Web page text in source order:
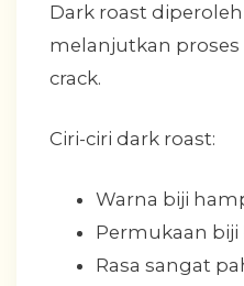
Dark roast
melanjutkan proses
crack.
Ciri-ciri dark roast:
Warna biji
Permukaan
Rasa sangat